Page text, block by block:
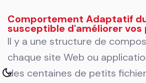
Comportement Adaptatif
susceptible d'améliorer vos
Il y a une structure de
chaque site Web ou
des centaines de petits